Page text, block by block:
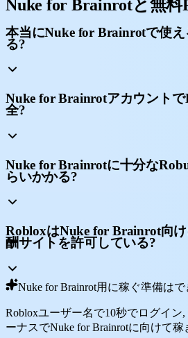
Nuke for Brainrotと無料
本当にNuke for Brainrotで使
る?
Nuke for Brainrotアカウント
全?
Nuke for Brainrotに十分な
らいかかる?
RobloxはNuke for Brainrot向
酬サイトを許可している?
Nuke for Brainrot用に稼ぐ準備はで
Robloxユーザー名で10秒でログイン
ーナスでNuke for Brainrotに向けて稼